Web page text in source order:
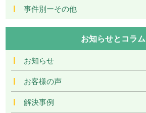
事件別ーその他
お知らせとコラム
お知らせ
お客様の声
解決事例